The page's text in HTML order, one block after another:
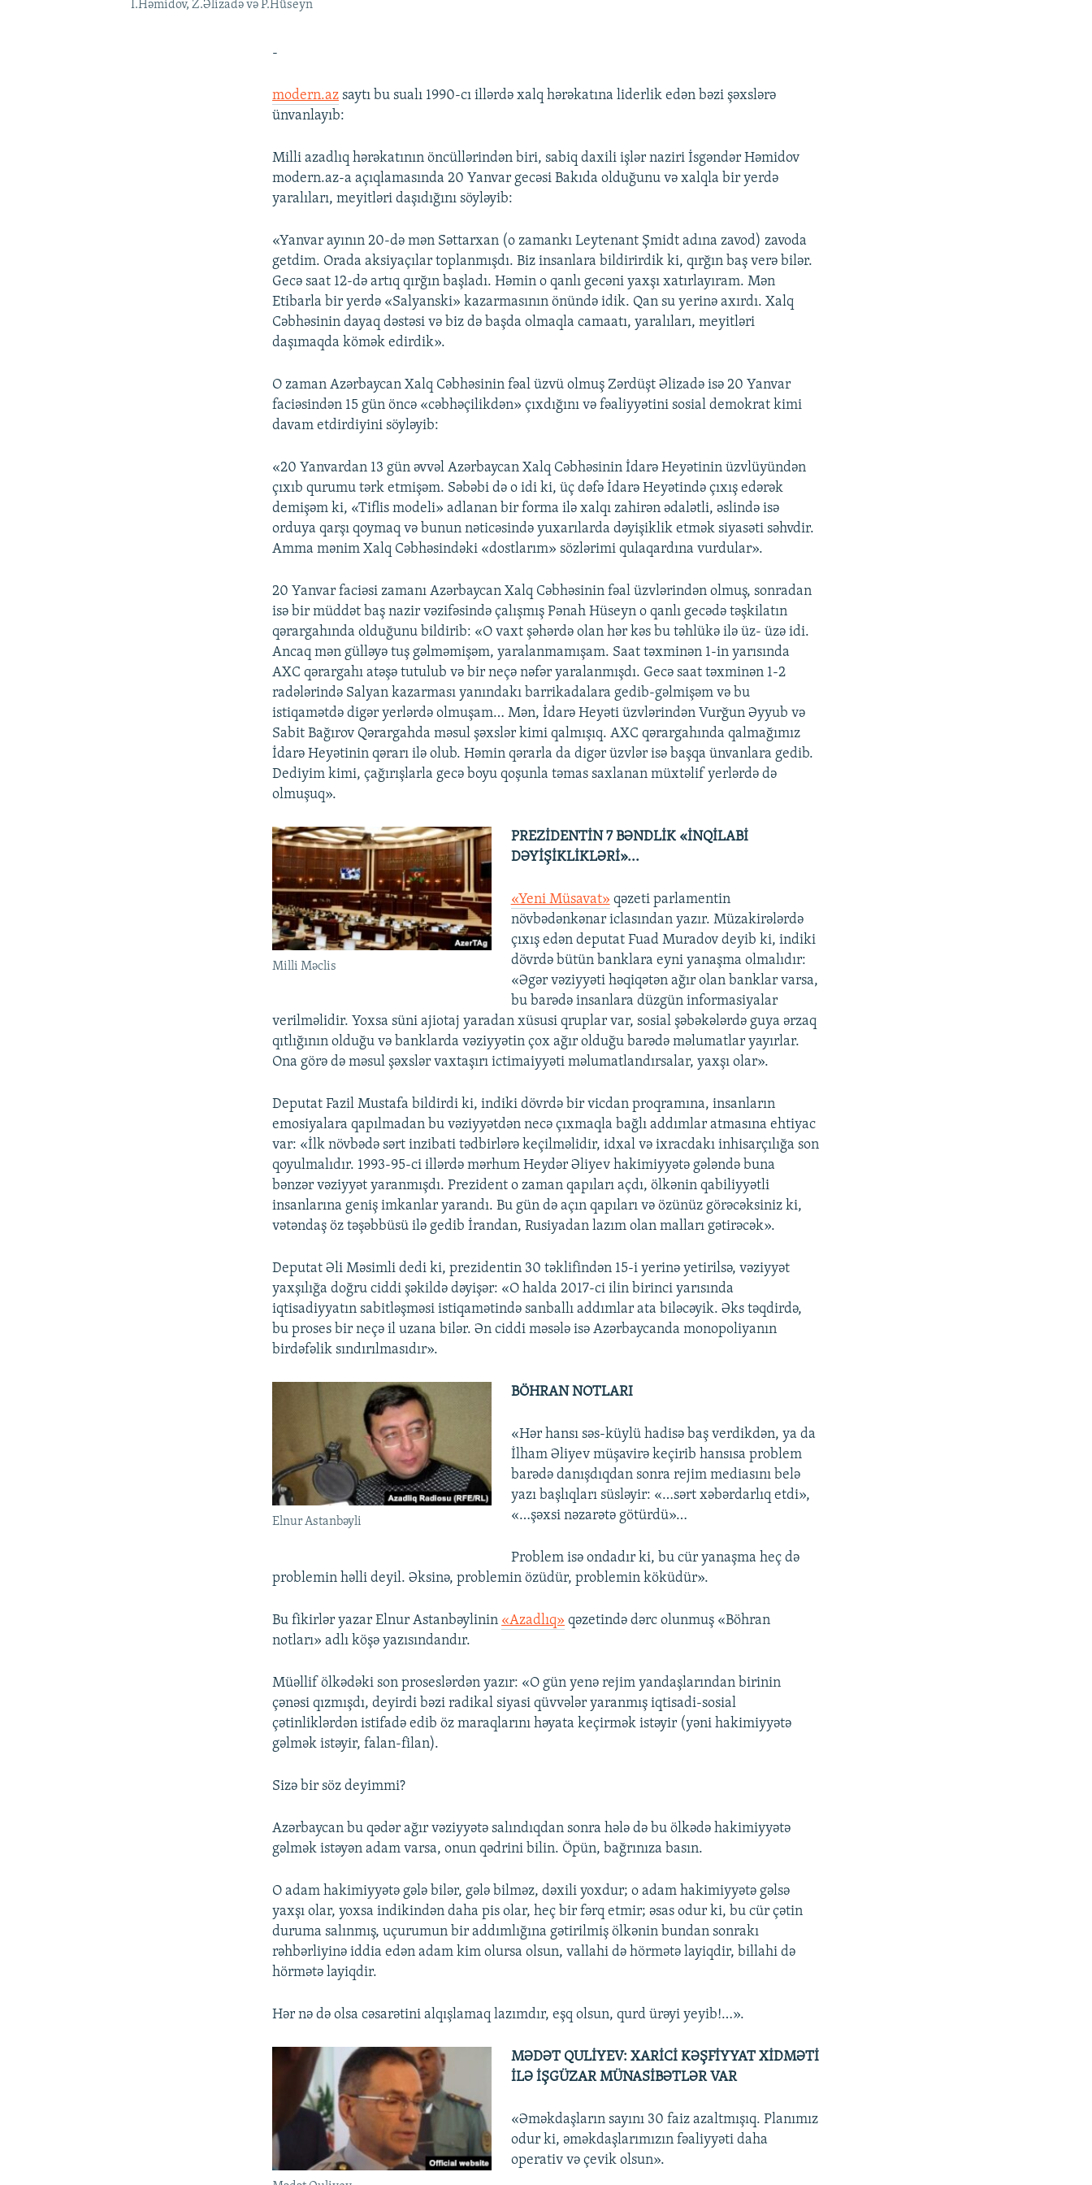
İ.Həmidov, Z.Əlizadə və P.Hüseyn
-
modern.az saytı bu sualı 1990-cı illərdə xalq hərəkatına liderlik edən bəzi şəxslərə
ünvanlayıb:
Milli azadlıq hərəkatının öncüllərindən biri, sabiq daxili işlər naziri İsgəndər Həmidov
modern.az-a açıqlamasında 20 Yanvar gecəsi Bakıda olduğunu və xalqla bir yerdə
yaralıları, meyitləri daşıdığını söyləyib:
«Yanvar ayının 20-də mən Səttarxan (o zamankı Leytenant Şmidt adına zavod) zavoda
getdim. Orada aksiyaçılar toplanmışdı. Biz insanlara bildirirdik ki, qırğın baş verə bilər.
Gecə saat 12-də artıq qırğın başladı. Həmin o qanlı gecəni yaxşı xatırlayıram. Mən
Etibarla bir yerdə «Salyanski» kazarmasının önündə idik. Qan su yerinə axırdı. Xalq
Cəbhəsinin dayaq dəstəsi və biz də başda olmaqla camaatı, yaralıları, meyitləri
daşımaqda kömək edirdik».
O zaman Azərbaycan Xalq Cəbhəsinin fəal üzvü olmuş Zərdüşt Əlizadə isə 20 Yanvar
faciəsindən 15 gün öncə «cəbhəçilikdən» çıxdığını və fəaliyyətini sosial demokrat kimi
davam etdirdiyini söyləyib:
«20 Yanvardan 13 gün əvvəl Azərbaycan Xalq Cəbhəsinin İdarə Heyətinin üzvlüyündən
çıxıb qurumu tərk etmişəm. Səbəbi də o idi ki, üç dəfə İdarə Heyətində çıxış edərək
demişəm ki, «Tiflis modeli» adlanan bir forma ilə xalqı zahirən ədalətli, əslində isə
orduya qarşı qoymaq və bunun nəticəsində yuxarılarda dəyişiklik etmək siyasəti səhvdir.
Amma mənim Xalq Cəbhəsindəki «dostlarım» sözlərimi qulaqardına vurdular».
20 Yanvar faciəsi zamanı Azərbaycan Xalq Cəbhəsinin fəal üzvlərindən olmuş, sonradan
isə bir müddət baş nazir vəzifəsində çalışmış Pənah Hüseyn o qanlı gecədə təşkilatın
qərargahında olduğunu bildirib: «O vaxt şəhərdə olan hər kəs bu təhlükə ilə üz- üzə idi.
Ancaq mən gülləyə tuş gəlməmişəm, yaralanmamışam. Saat təxminən 1-in yarısında
AXC qərargahı atəşə tutulub və bir neçə nəfər yaralanmışdı. Gecə saat təxminən 1-2
radələrində Salyan kazarması yanındakı barrikadalara gedib-gəlmişəm və bu
istiqamətdə digər yerlərdə olmuşam… Mən, İdarə Heyəti üzvlərindən Vurğun Əyyub və
Sabit Bağırov Qərargahda məsul şəxslər kimi qalmışıq. AXC qərargahında qalmağımız
İdarə Heyətinin qərarı ilə olub. Həmin qərarla da digər üzvlər isə başqa ünvanlara gedib.
Dediyim kimi, çağırışlarla gecə boyu qoşunla təmas saxlanan müxtəlif yerlərdə də
olmuşuq».
Milli Məclis
PREZİDENTİN 7 BƏNDLİK «İNQİLABİ
DƏYİŞİKLİKLƏRİ»...
«Yeni Müsavat» qəzeti parlamentin
növbədənkənar iclasından yazır. Müzakirələrdə
çıxış edən deputat Fuad Muradov deyib ki, indiki
dövrdə bütün banklara eyni yanaşma olmalıdır:
«Əgər vəziyyəti həqiqətən ağır olan banklar varsa,
bu barədə insanlara düzgün informasiyalar
verilməlidir. Yoxsa süni ajiotaj yaradan xüsusi qruplar var, sosial şəbəkələrdə guya ərzaq
qıtlığının olduğu və banklarda vəziyyətin çox ağır olduğu barədə məlumatlar yayırlar.
Ona görə də məsul şəxslər vaxtaşırı ictimaiyyəti məlumatlandırsalar, yaxşı olar».
Deputat Fazil Mustafa bildirdi ki, indiki dövrdə bir vicdan proqramına, insanların
emosiyalara qapılmadan bu vəziyyətdən necə çıxmaqla bağlı addımlar atmasına ehtiyac
var: «İlk növbədə sərt inzibati tədbirlərə keçilməlidir, idxal və ixracdakı inhisarçılığa son
qoyulmalıdır. 1993-95-ci illərdə mərhum Heydər Əliyev hakimiyyətə gələndə buna
bənzər vəziyyət yaranmışdı. Prezident o zaman qapıları açdı, ölkənin qabiliyyətli
insanlarına geniş imkanlar yarandı. Bu gün də açın qapıları və özünüz görəcəksiniz ki,
vətəndaş öz təşəbbüsü ilə gedib İrandan, Rusiyadan lazım olan malları gətirəcək».
Deputat Əli Məsimli dedi ki, prezidentin 30 təklifindən 15-i yerinə yetirilsə, vəziyyət
yaxşılığa doğru ciddi şəkildə dəyişər: «O halda 2017-ci ilin birinci yarısında
iqtisadiyyatın sabitləşməsi istiqamətində sanballı addımlar ata biləcəyik. Əks təqdirdə,
bu proses bir neçə il uzana bilər. Ən ciddi məsələ isə Azərbaycanda monopoliyanın
birdəfəlik sındırılmasıdır».
Elnur Astanbəyli
BÖHRAN NOTLARI
«Hər hansı səs-küylü hadisə baş verdikdən, ya da
İlham Əliyev müşavirə keçirib hansısa problem
barədə danışdıqdan sonra rejim mediasını belə
yazı başlıqları süsləyir: «…sərt xəbərdarlıq etdi»,
«…şəxsi nəzarətə götürdü»…
Problem isə ondadır ki, bu cür yanaşma heç də
problemin həlli deyil. Əksinə, problemin özüdür, problemin köküdür».
Bu fikirlər yazar Elnur Astanbəylinin «Azadlıq» qəzetində dərc olunmuş «Böhran
notları» adlı köşə yazısındandır.
Müəllif ölkədəki son proseslərdən yazır: «O gün yenə rejim yandaşlarından birinin
çənəsi qızmışdı, deyirdi bəzi radikal siyasi qüvvələr yaranmış iqtisadi-sosial
çətinliklərdən istifadə edib öz maraqlarını həyata keçirmək istəyir (yəni hakimiyyətə
gəlmək istəyir, falan-filan).
Sizə bir söz deyimmi?
Azərbaycan bu qədər ağır vəziyyətə salındıqdan sonra hələ də bu ölkədə hakimiyyətə
gəlmək istəyən adam varsa, onun qədrini bilin. Öpün, bağrınıza basın.
O adam hakimiyyətə gələ bilər, gələ bilməz, dəxili yoxdur; o adam hakimiyyətə gəlsə
yaxşı olar, yoxsa indikindən daha pis olar, heç bir fərq etmir; əsas odur ki, bu cür çətin
duruma salınmış, uçurumun bir addımlığına gətirilmiş ölkənin bundan sonrakı
rəhbərliyinə iddia edən adam kim olursa olsun, vallahi də hörmətə layiqdir, billahi də
hörmətə layiqdir.
Hər nə də olsa cəsarətini alqışlamaq lazımdır, eşq olsun, qurd ürəyi yeyib!…».
MƏDƏT QULİYEV: XARİCİ KƏŞFİYYAT XİDMƏTİ
İLƏ İŞGÜZAR MÜNASİBƏTLƏR VAR
«Əməkdaşların sayını 30 faiz azaltmışıq. Planımız
odur ki, əməkdaşlarımızın fəaliyyəti daha
operativ və çevik olsun».